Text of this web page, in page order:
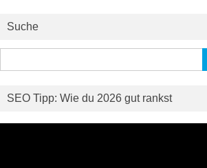
Suche
nach:
SEO Tipp: Wie du 2026 gut rankst